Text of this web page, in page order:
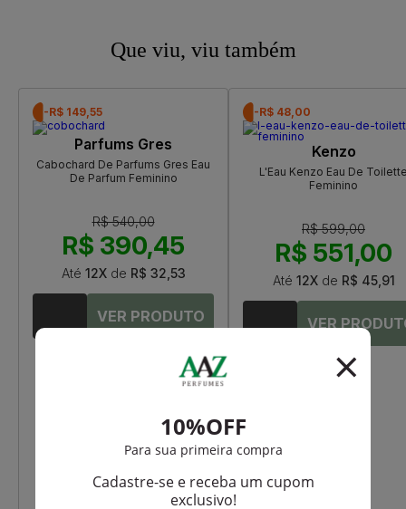
Que viu, viu também
-R$ 149,55
Parfums Gres
Cabochard De Parfums Gres Eau
De Parfum Feminino
R$ 540,00
R$ 390,45
Até 12Xde R$ 32,53
-R$ 48,00
Kenzo
L'Eau Kenzo Eau De
Feminino
R$ 599,00
R$ 551,00
Até 12Xde R$ 45,91